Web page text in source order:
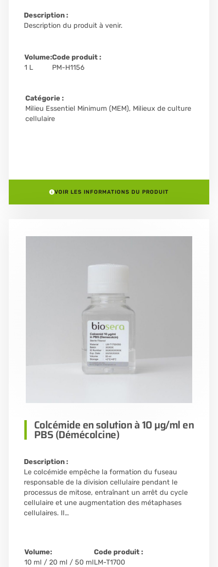
Description :
Description du produit à venir.
Volume:
1 L
Code produit :
PM-H1156
Catégorie :
Milieu Essentiel Minimum (MEM), Milieux de culture
cellulaire
VOIR LES INFORMATIONS DU PRODUIT
Colcémide en solution à 10 µg/ml en
PBS (Démécolcine)
Description :
Le colcémide empêche la formation du fuseau
responsable de la division cellulaire pendant le
processus de mitose, entraînant un arrêt du cycle
cellulaire et une augmentation des métaphases
cellulaires. Il…
Volume:
10 ml / 20 ml / 50 ml
Code produit :
LM-T1700